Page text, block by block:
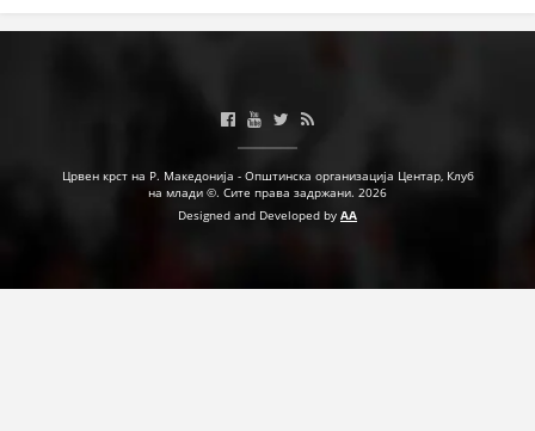
Црвен крст на Р. Македонија - Општинска организација Центар, Клуб
на млади ©. Сите права задржани. 2026
Designed and Developed by AA